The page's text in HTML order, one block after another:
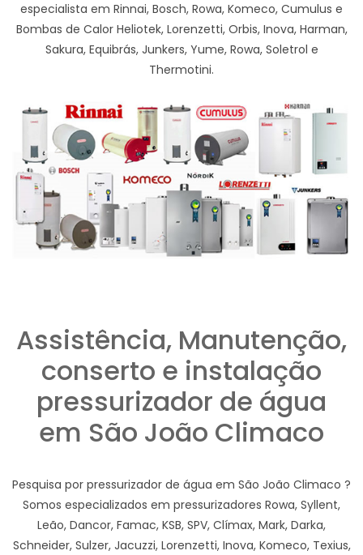
especialista em Rinnai, Bosch, Rowa, Komeco, Cumulus e
Bombas de Calor Heliotek, Lorenzetti, Orbis, Inova, Harman,
Sakura, Equibrás, Junkers, Yume, Rowa, Soletrol e
Thermotini.
Assistência, Manutenção,
conserto e instalação
pressurizador de água
em São João Climaco
Pesquisa por pressurizador de água em São João Climaco ?
Somos especializados em pressurizadores Rowa, Syllent,
Leão, Dancor, Famac, KSB, SPV, Clímax, Mark, Darka,
Schneider, Sulzer, Jacuzzi, Lorenzetti, Inova, Komeco, Texius,